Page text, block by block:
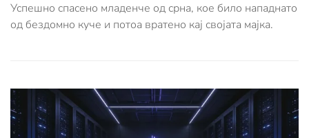
Успешно спасено младенче од срна, кое било нападнато
од бездомно куче и потоа вратено кај својата мајка.